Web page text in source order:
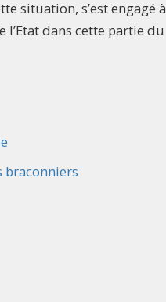
situation, s’est engagé à
dans cette partie du
braconniers